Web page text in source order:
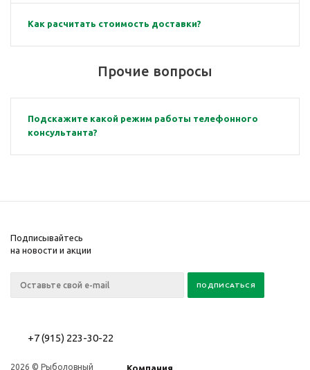
Как расчитать стоимость доставки?
Прочие вопросы
Подскажите какой режим работы телефонного
консультанта?
Подписывайтесь
на новости и акции
+7 (915) 223-30-22
2026 © Рыболовный Компания